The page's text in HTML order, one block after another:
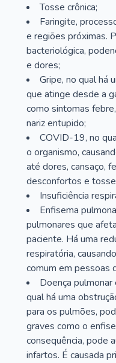
Tosse crônica;
Faringite,
e regiões próximas.
bacteriológica,
e dores;
Gripe, no qual há
que atinge desde a
como sintomas
nariz entupido;
COVID-19, no
o organismo,
até dores, cansaço,
desconfortos e
Insuficiência
Enfisema
pulmonares que
paciente. Há uma
respiratória,
comum em pessoas
Doença
qual há uma
para os pulmões,
graves como o
consequência, pode
infartos. É causada